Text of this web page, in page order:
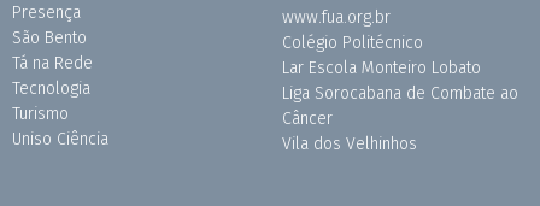
Presença
São Bento
Tá na Rede
Tecnologia
Turismo
Uniso Ciência
www.fua.org.br
Colégio Politécnico
Lar Escola Monteiro Lobato
Liga Sorocabana de Combate ao
Câncer
Vila dos Velhinhos